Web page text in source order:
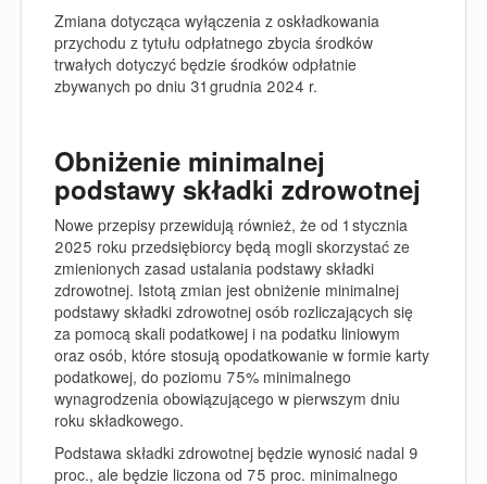
Zmiana dotycząca wyłączenia z oskładkowania
przychodu z tytułu odpłatnego zbycia środków
trwałych dotyczyć będzie środków odpłatnie
zbywanych po dniu 31 grudnia 2024 r.
Obniżenie minimalnej
podstawy składki zdrowotnej
Nowe przepisy przewidują również, że od 1 stycznia
2025 roku przedsiębiorcy będą mogli skorzystać ze
zmienionych zasad ustalania podstawy składki
zdrowotnej. Istotą zmian jest obniżenie minimalnej
podstawy składki zdrowotnej osób rozliczających się
za pomocą skali podatkowej i na podatku liniowym
oraz osób, które stosują opodatkowanie w formie karty
podatkowej, do poziomu 75% minimalnego
wynagrodzenia obowiązującego w pierwszym dniu
roku składkowego.
Podstawa składki zdrowotnej będzie wynosić nadal 9
proc., ale będzie liczona od 75 proc. minimalnego